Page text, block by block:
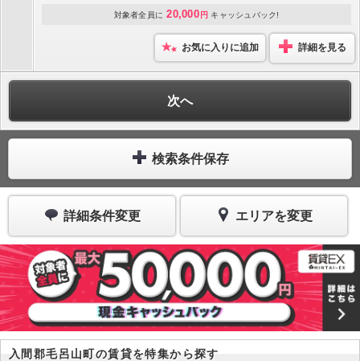
対象者全員に 20,000 円 キャッシュバック!
お気に入りに追加 詳細を見る
次へ
検索条件保存
詳細条件変更 エリアを変更
入間郡毛呂山町の賃貸を特集から探す